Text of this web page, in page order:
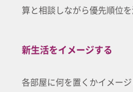
算と相談しながら優先順位を
新生活をイメージする
各部屋に何を置くかイメー